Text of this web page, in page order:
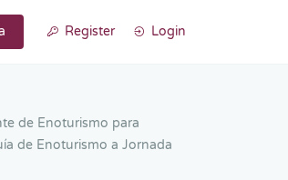
Register Login
de Enoturismo para
de Enoturismo a Jornada